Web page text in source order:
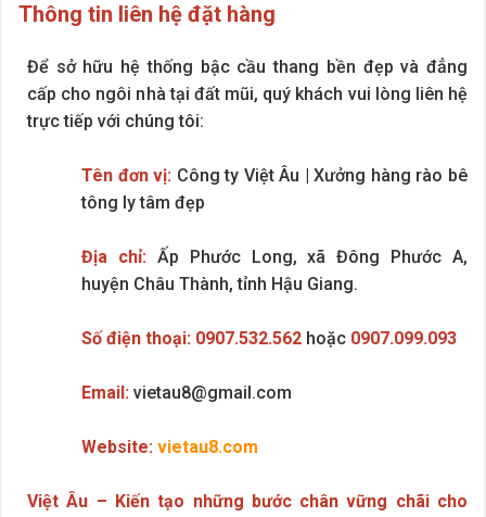
Thông tin liên hệ đặt hàng
Để sở hữu hệ thống bậc cầu thang bền đẹp và đẳng
cấp cho ngôi nhà tại đất mũi, quý khách vui lòng liên hệ
trực tiếp với chúng tôi:
Tên đơn vị: Công ty Việt Âu | Xưởng hàng rào bê
tông ly tâm đẹp
Địa chỉ:Ấp Phước Long, xã Đông Phước A,
huyện Châu Thành, tỉnh Hậu Giang.
Số điện thoại: 0907.532.562 hoặc 0907.099.093
Email: vietau8@gmail.com
Website: vietau8.com
Việt Âu – Kiến tạo những bước chân vững chãi cho